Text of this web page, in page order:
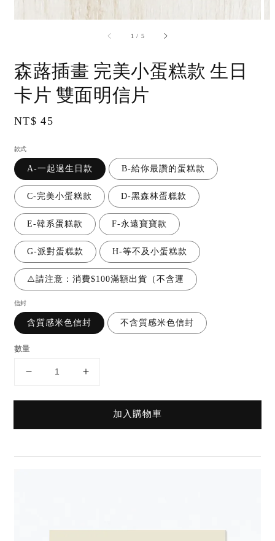
1 / accessibility.of
5
森蕗插畫 完美小蛋糕款 生日
卡片 雙面明信片
Regular
NT$ 45
款式
A-一起過生日款 B-給你最讚的蛋糕款
C-完美小蛋糕款 D-黑森林蛋糕款
E-韓系蛋糕款 F-永遠寶寶款
G-派對蛋糕款 H-等不及小蛋糕款
⚠️請注意：消費$100滿額出貨（不含運
信封
含質感米色信封 不含質感米色信封
數量
加入購物車